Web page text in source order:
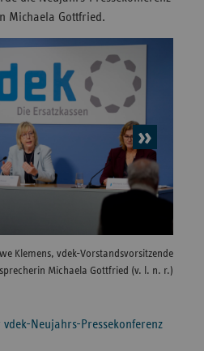
Michaela Gottfried.
Klemens, vdek-Vorstandsvorsitzende
Michaela Gottfried (v. l. n. r.)
Neujahrs-Pressekonferenz